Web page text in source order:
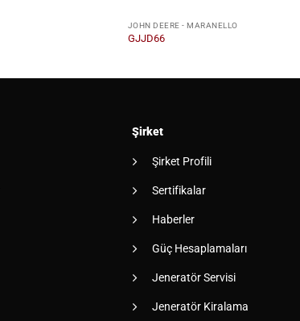
JOHN DEERE - MARANELLO
GJJD66
Şirket
Şirket Profili
Sertifikalar
Haberler
Güç Hesaplamaları
Jeneratör Servisi
Jeneratör Kiralama